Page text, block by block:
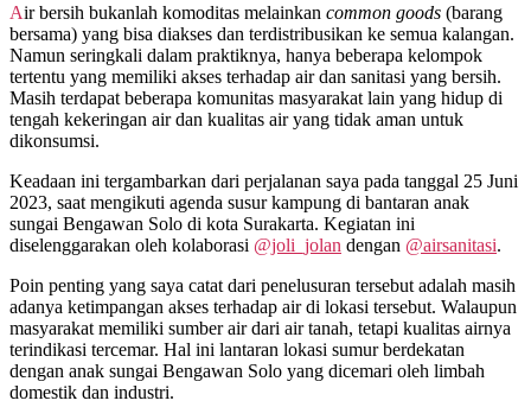
Air bersih bukanlah komoditas melainkan common goods (barang
bersama) yang bisa diakses dan terdistribusikan ke semua kalangan.
Namun seringkali dalam praktiknya, hanya beberapa kelompok
tertentu yang memiliki akses terhadap air dan sanitasi yang bersih.
Masih terdapat beberapa komunitas masyarakat lain yang hidup di
tengah kekeringan air dan kualitas air yang tidak aman untuk
dikonsumsi.
Keadaan ini tergambarkan dari perjalanan saya pada tanggal 25 Juni
2023, saat mengikuti agenda susur kampung di bantaran anak
sungai Bengawan Solo di kota Surakarta. Kegiatan ini
diselenggarakan oleh kolaborasi @joli_jolan dengan @airsanitasi.
Poin penting yang saya catat dari penelusuran tersebut adalah masih
adanya ketimpangan akses terhadap air di lokasi tersebut. Walaupun
masyarakat memiliki sumber air dari air tanah, tetapi kualitas airnya
terindikasi tercemar. Hal ini lantaran lokasi sumur berdekatan
dengan anak sungai Bengawan Solo yang dicemari oleh limbah
domestik dan industri.